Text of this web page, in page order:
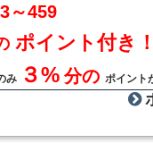
～459
ポイント付き！
み ３% 分のポイント